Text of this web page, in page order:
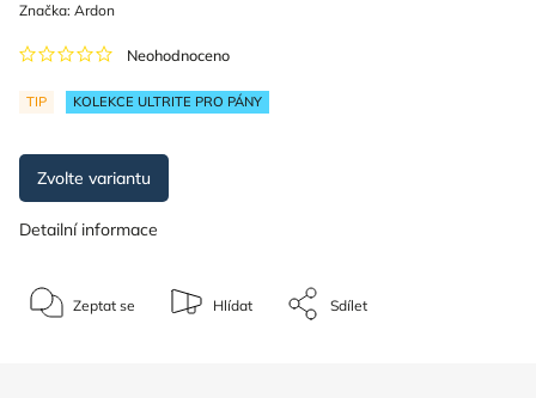
TIP KOLEKCE ULTRITE PRO PÁNY
Neohodnoceno
Značka: Ardon
Zvolte variantu
Detailní informace
Zeptat se Hlídat Sdílet